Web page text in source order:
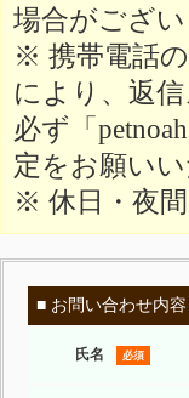
場合がござい
※ 携帯電話
により、返
必ず「
定をお願いい
※ 休日・夜
■ お問い合わせ内容
氏名 必須